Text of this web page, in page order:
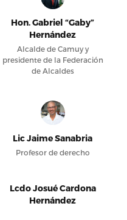
Hon. Gabriel “Gaby”
Hernández
Alcalde de Camuy y
presidente de la Federación
de Alcaldes
Lic Jaime Sanabria
Profesor de derecho
Lcdo Josué Cardona
Hernández